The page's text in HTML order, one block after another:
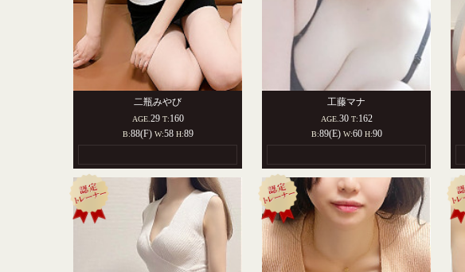
二瓶みやび
AGE. 29 T:160
B:88(F) W:58 H:89
工藤マナ
AGE. 30 T:162
B:89(E) W:60 H:90